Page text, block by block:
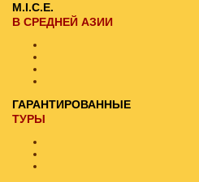
M.I.C.E.
В СРЕДНЕЙ АЗИИ
ГАРАНТИРОВАННЫЕ
ТУРЫ